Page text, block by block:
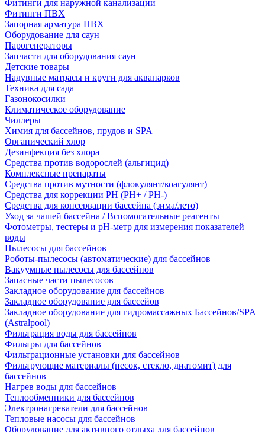
Фитинги для наружной канализации
Фитинги ПВХ
Запорная арматура ПВХ
Оборудование для саун
Парогенераторы
Запчасти для оборудования саун
Детские товары
Надувные матрасы и круги для аквапарков
Техника для сада
Газонокосилки
Климатическое оборудование
Чиллеры
Химия для бассейнов, прудов и SPA
Органический хлор
Дезинфекция без хлора
Средства против водорослей (альгицид)
Комплексные препараты
Средства против мутности (флокулянт/коагулянт)
Средства для коррекции PH (PH+ / PH-)
Средства для консервации бассейна (зима/лето)
Уход за чашей бассейна / Вспомогательные реагенты
Фотометры, тестеры и рН-метр для измерения показателей
воды
Пылесосы для бассейнов
Роботы-пылесосы (автоматические) для бассейнов
Вакуумные пылесосы для бассейнов
Запасные части пылесосов
Закладное оборудование для бассейнов
Закладное оборудование для бассейов
Закладное оборудование для гидромассажных Бассейнов/SPA
(Astralpool)
Фильтрация воды для бассейнов
Фильтры для бассейнов
Фильтрационные установки для бассейнов
Фильтрующие материалы (песок, стекло, диатомит) для
бассейнов
Нагрев воды для бассейнов
Теплообменники для бассейнов
Электронагреватели для бассейнов
Тепловые насосы для бассейнов
Оборудование для активного отдыха для бассейнов